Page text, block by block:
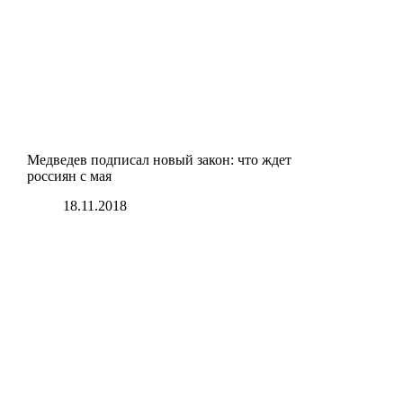
Медведев подписал новый закон: что ждет
россиян с мая
18.11.2018